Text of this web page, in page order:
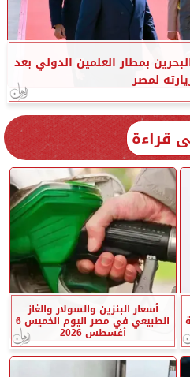
بمطار العلمين الدولي بعد
لمصر
قراءة
أسعار البنزين والسولار والغاز
الطبيعي في مصر اليوم الخميس 6
أغسطس 2026